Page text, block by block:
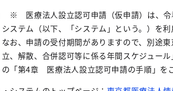
※ 医療法人設立認可申請（仮申請）は、令
システム（以下、「システム」という。）を
なお、申請の受付期間がありますので、別途
立、解散、合併認可等に係る年間スケジュー
の「第4章 医療法人設立認可申請の手順」を